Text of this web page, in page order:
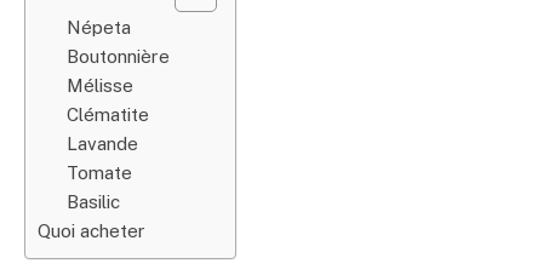
Népeta
Boutonnière
Mélisse
Clématite
Lavande
Tomate
Basilic
Quoi acheter